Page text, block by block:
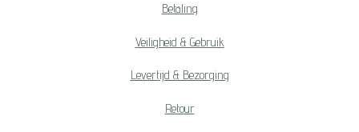
Betaling
Veiligheid & Gebruik
Levertijd & Bezorging
Retour